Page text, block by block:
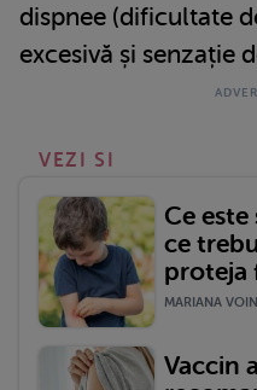
dispnee (dificultate
excesivă și senzație
VEZI SI
Ce
ce
proteja
MARIANA
Vaccin